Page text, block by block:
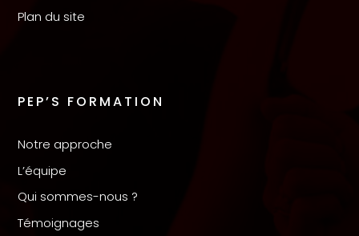
Plan du site
PEP’S FORMATION
Notre approche
L’équipe
Qui sommes-nous ?
Témoignages